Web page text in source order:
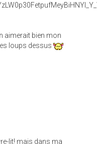
aimerait bien mon
loups dessus
lit! mais dans ma